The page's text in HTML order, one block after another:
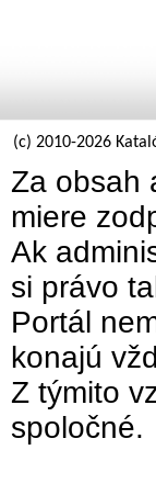
(c) 2010-2026
Za obsah
miere
Ak
si právo
Portál
konajú
Z týmito
spoločné.